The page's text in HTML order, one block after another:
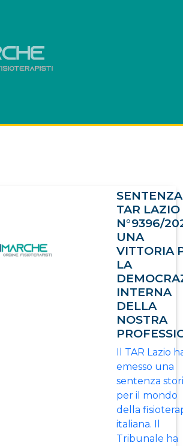
SENTENZA
TAR LAZIO
N°9396/
UNA
VITTORIA
LA
INTERNA
DELLA
NOSTRA
Il TAR Lazio
emesso una
sentenza
per il mondo
della
italiana. Il
Tribunale ha